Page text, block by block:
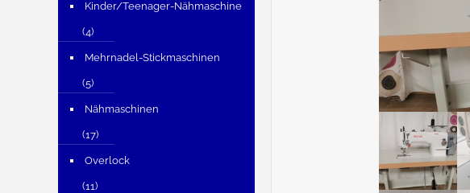
Kinder/Teenager-Nähmaschine
(4)
Mehrnadel-Stickmaschinen
(5)
Nähmaschinen
(17)
Overlock
(11)